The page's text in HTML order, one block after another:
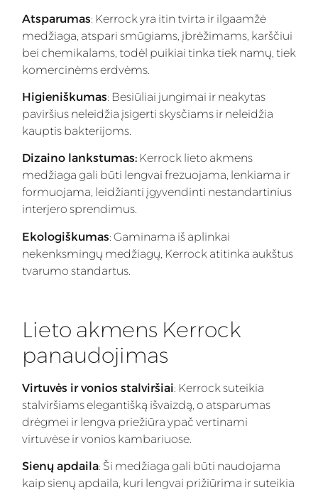
Atsparumas: Kerrock yra itin tvirta ir ilgaamžė
medžiaga, atspari smūgiams, įbrėžimams, karščiui
bei chemikalams, todėl puikiai tinka tiek namų, tiek
komercinėms erdvėms.
Higieniškumas: Besiūliai jungimai ir neakytas
paviršius neleidžia įsigerti skysčiams ir neleidžia
kauptis bakterijoms.
Dizaino lankstumas: Kerrock lieto akmens
medžiaga gali būti lengvai frezuojama, lenkiama ir
formuojama, leidžianti įgyvendinti nestandartinius
interjero sprendimus.
Ekologiškumas: Gaminama iš aplinkai
nekenksmingų medžiagų, Kerrock atitinka aukštus
tvarumo standartus.
Lieto akmens Kerrock
panaudojimas
Virtuvės ir vonios stalviršiai: Kerrock suteikia
stalviršiams elegantišką išvaizdą, o atsparumas
drėgmei ir lengva priežiūra ypač vertinami
virtuvėse ir vonios kambariuose.
Sienų apdaila: Ši medžiaga gali būti naudojama
kaip sienų apdaila, kuri lengvai prižiūrima ir suteikia